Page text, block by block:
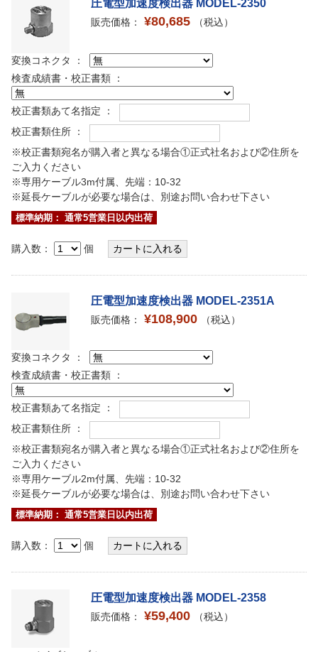
圧電型加速度検出器 MODEL-2350
販売価格： ¥80,685 （税込）
変換コネクタ ：
検査成績書・校正書類 ：
校正書類あて名指定 ：
校正書類住所 ：
※校正書類宛名が購入者と異なる場合①正式社名および②住所を
ご入力ください
※専用ケーブル3m付属、先端：10-32
※延長ケーブルが必要な場合は、別途お問い合わせ下さい
標準納期： 通常5営業日以内出荷
購入数： 個
圧電型加速度検出器 MODEL-2351A
販売価格： ¥108,900 （税込）
変換コネクタ ：
検査成績書・校正書類 ：
校正書類あて名指定 ：
校正書類住所 ：
※校正書類宛名が購入者と異なる場合①正式社名および②住所を
ご入力ください
※専用ケーブル2m付属、先端：10-32
※延長ケーブルが必要な場合は、別途お問い合わせ下さい
標準納期： 通常5営業日以内出荷
購入数： 個
圧電型加速度検出器 MODEL-2358
販売価格： ¥59,400 （税込）